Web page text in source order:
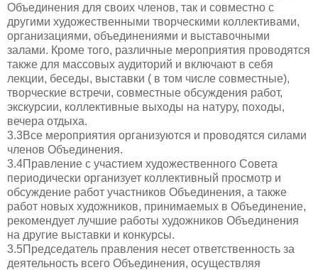
Объединения для своих членов, так и совместно с
другими художественными творческими коллективами,
организациями, объединениями и выставочными
залами. Кроме того, различные мероприятия проводятся
также для массовых аудиторий и включают в себя
лекции, беседы, выставки ( в том числе совместные),
творческие встречи, совместные обсуждения работ,
экскурсии, коллективные выходы на натуру, походы,
вечера отдыха.
3.3Все мероприятия организуются и проводятся силами
членов Объединения.
3.4Правление с участием художественного Совета
периодически организует коллективный просмотр и
обсуждение работ участников Объединения, а также
работ новых художников, принимаемых в Объединение,
рекомендует лучшие работы художников Объединения
на другие выставки и конкурсы.
3.5Председатель правления несет ответственность за
деятельность всего Объединения, осуществляя